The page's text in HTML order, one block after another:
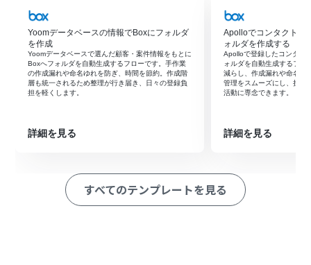
ら」というアクションを設定し、TIFFファイルのアップ
ロード項目を作成します
次に、オペレーションでRPA機能を選択し、「ブラウザを
操作する」アクションを設定して、TIFFファイルをPDFに
変換するプロセスを構築します
最後に、オペレーションでBoxの「ファイルをアップロー
ド」アクションを設定し、RPAで変換したPDFファイルを
※「トリガー」：フロー起動のきっかけとなるアクション、「オ
ペレーション」：トリガー起動後、フロー内で処理を行うアク
■このワークフローのカスタムポイント
フォームの回答項目は、TIFFファイルのアップロード欄
以外にも、ファイル名や管理番号など、業務に合わせて自
Yoomデータベースの情報でBoxにフォルダ
を作成
Yoomデータベースで選んだ顧客・案件情報をもとに
Boxへフォルダを自動生成するフローです。手作業
の作成漏れや命名ゆれを防ぎ、時間を節約。作成階
層も統一されるため整理が行き届き、日々の登録負
担を軽くします。
詳細を見る
Apolloでコンタクトが
ォルダを作成する
Apolloで登録したコンタク
ォルダを自動生成するフロ
減らし、作成漏れや命名ミ
管理をスムーズにし、担当
活動に専念できます。
詳細を見る
すべてのテンプレートを見る